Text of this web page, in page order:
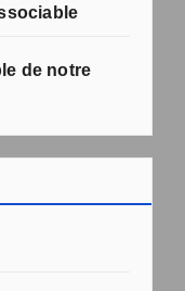
de notre